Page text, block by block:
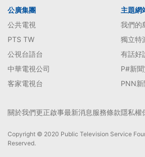
公廣集團
公共電視
PTS TW
公視台語台
中華電視公司
客家電視台
主題網
我們的
獨立特
有話好
P#新
PNN
關於我們更正啟事最新消息服務條款隱私權
Copyright © 2020 Public Television Service
Reserved.